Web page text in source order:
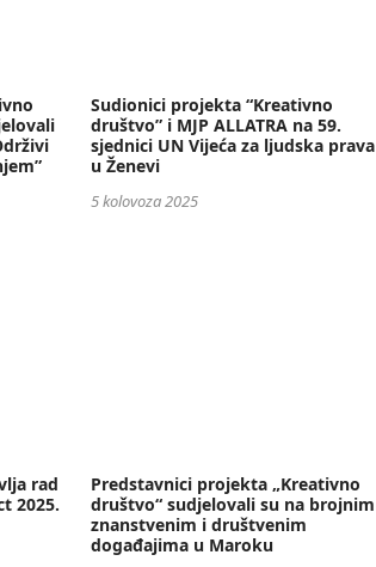
Sudionici projekta “Kreativno
društvo” i MJP ALLATRA na 59.
sjednici UN Vijeća za ljudska prava
u Ženevi
5 kolovoza 2025
rad
2025.
Predstavnici projekta „Kreativno
društvo“ sudjelovali su na brojnim
znanstvenim i društvenim
događajima u Maroku